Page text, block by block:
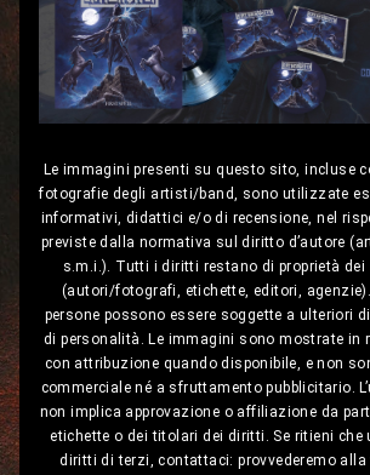
Le immagini presenti su questo sito, incluse
fotografie degli artisti/band, sono utilizzate
informativi, didattici e/o di recensione, nel
previste dalla normativa sul diritto d’autore
s.m.i.). Tutti i diritti restano di proprietà
(autori/fotografi, etichette, editori,
persone possono essere soggette a ulteriori
di personalità. Le immagini sono mostrate in
con attribuzione quando disponibile, e non
commerciale né a sfruttamento pubblicitario.
non implica approvazione o affiliazione da
etichette o dei titolari dei diritti. Se ritieni che
diritti di terzi, contattaci: provvederemo alla